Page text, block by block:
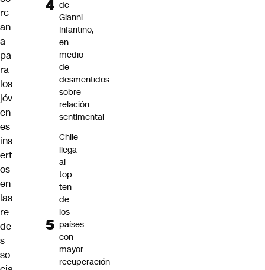
rc
an
a
pa
ra
los
jóv
en
es
ins
ert
os
en
las
re
de
s
so
de
Gianni
Infantino,
en
medio
de
desmentidos
sobre
relación
sentimental
Chile
llega
al
top
ten
de
los
países
con
mayor
recuperación